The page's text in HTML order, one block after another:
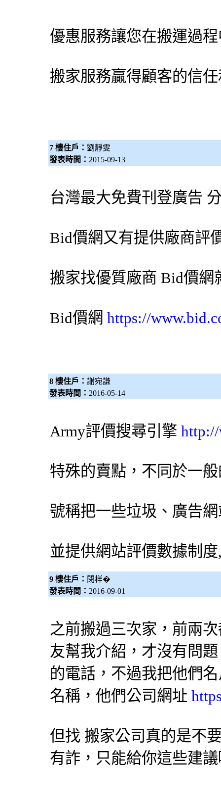
優惠服務讓您在搬運過
搬家服務贏得顧客的信
7 樓住戶： 劉靜雯
發表時間： 2015-09-13
台灣最大免費刊登廣告
Bid價網 又有提供廠商評
搬家找優質廠商 Bid價網
Bid價網 https://
8 樓住戶： 謝宛謙
發表時間： 2016-05-14
Army評價搜尋引擎
特殊的賣點，不同於一
號稱把一些垃圾、廣告
並提供網站評價數據制
9 樓住戶： 閉样�
發表時間： 2016-09-01
之前搬過三次家，前兩
友幫我介紹，才沒有問
的電話，不過我把他們
名稱，他們公司網址
但找 搬家公司真的是不
有詐，只能給你這些建